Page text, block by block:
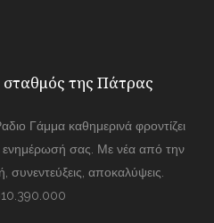
της Πάτρας
Γάμμα καθημερινά φροντίζει
ενημέρωσή σας. Με νέα από την
συνεντεύξεις, αποκαλύψεις.